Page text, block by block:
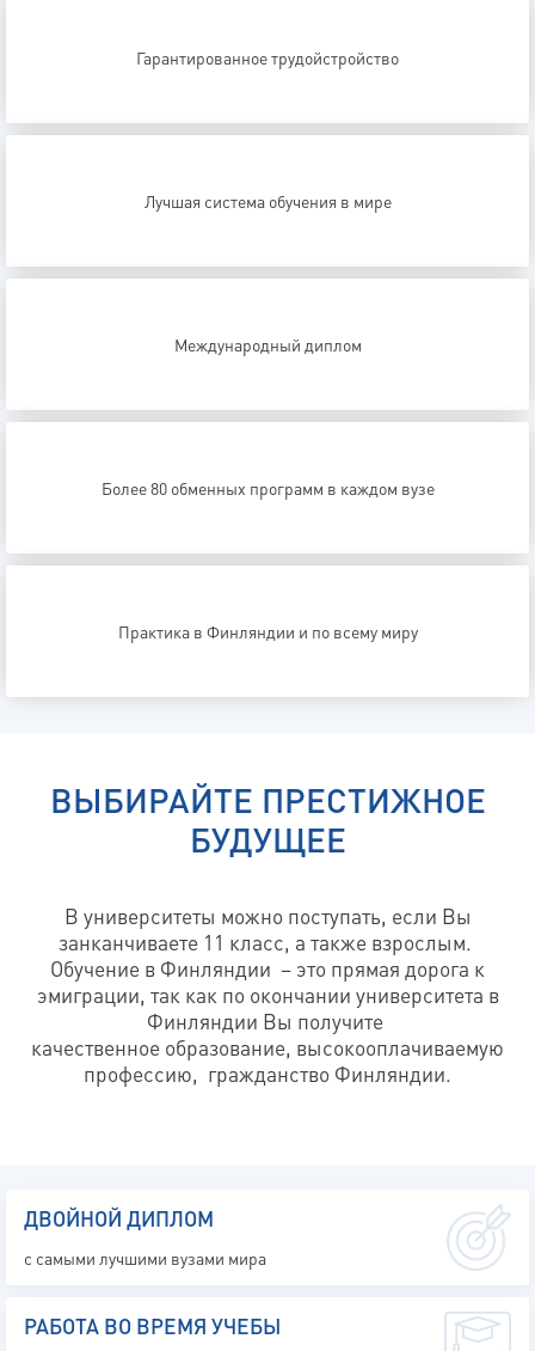
Гарантированное трудойстройство
Лучшая система обучения в мире
Международный диплом
Более 80 обменных программ в каждом вузе
Практика в Финляндии и по всему миру
ВЫБИРАЙТЕ ПРЕСТИЖНОЕ
БУДУЩЕЕ
В университеты можно поступать, если Вы
занканчиваете 11 класс, а также взрослым.
Обучение в Финляндии – это прямая дорога к
эмиграции, так как по окончании университета в
Финляндии Вы получите
качественное образование, высокооплачиваемую
профессию, гражданство Финляндии.
ДВОЙНОЙ ДИПЛОМ
с самыми лучшими вузами мира
РАБОТА ВО ВРЕМЯ УЧЕБЫ